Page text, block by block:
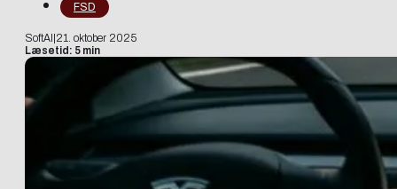
FSD
SoftAI 21. oktober 2025
Læsetid: 5 min